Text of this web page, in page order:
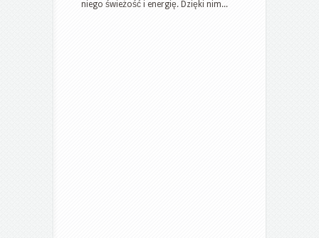
akcenty
niego świeżość i energię. Dzięki nim...